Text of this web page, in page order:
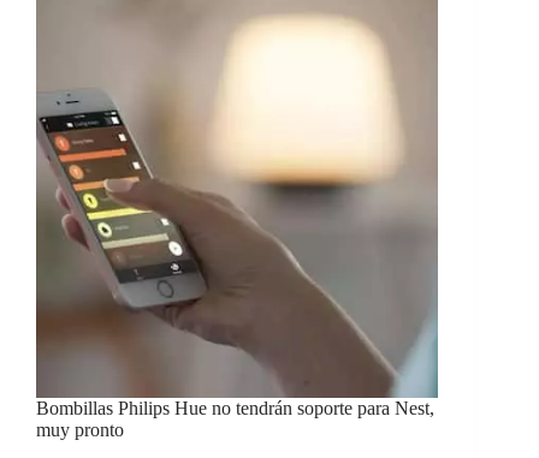
Bombillas Philips Hue no tendrán soporte para Nest,
muy pronto